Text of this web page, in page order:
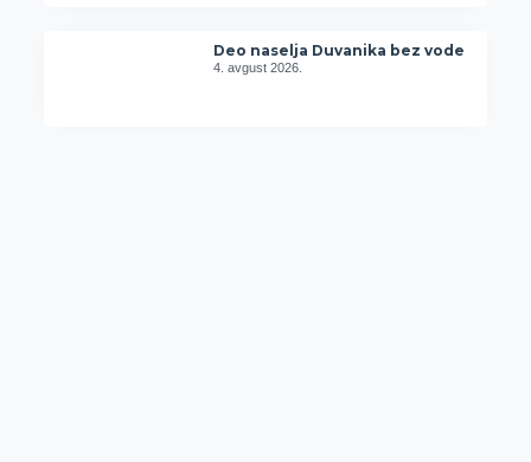
Deo naselja Duvanika bez vode
4. avgust 2026.